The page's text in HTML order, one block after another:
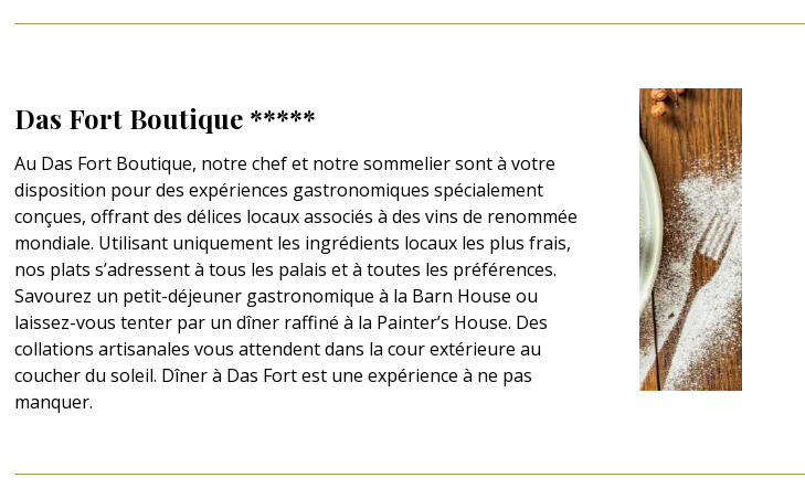
Das Fort Boutique *****
Au Das Fort Boutique, notre chef et notre sommelier sont à votre
disposition pour des expériences gastronomiques spécialement
conçues, offrant des délices locaux associés à des vins de renommée
mondiale. Utilisant uniquement les ingrédients locaux les plus frais,
nos plats s’adressent à tous les palais et à toutes les préférences.
Savourez un petit-déjeuner gastronomique à la Barn House ou
laissez-vous tenter par un dîner raffiné à la Painter’s House. Des
collations artisanales vous attendent dans la cour extérieure au
coucher du soleil. Dîner à Das Fort est une expérience à ne pas
manquer.